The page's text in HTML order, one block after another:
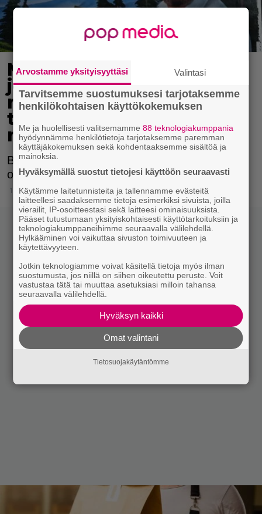
Muistatko Bob Rossin,
joka opetti kansaa
maalaamaan? Taiteilijan
teos myynnissä lähes 10
miljoonalla dollarilla
Bob Ross maalasi The Joy of Painting -
ohjelmassa satoja teoksia.
19.9.2023 10:15
Arvostamme yksityisyyttäsi Valintasi
Tarvitsemme suostumuksesi tarjotaksemme
henkilökohtaisen käyttökokemuksen
Me ja huolellisesti valitsemamme88 teknologiakumppania
hyödynnämme henkilötietoja tarjotaksemme paremman
käyttäjäkokemuksen sekä kohdentaaksemme sisältöä ja
mainoksia.
Hyväksymällä suostut tietojesi käyttöön seuraavasti
Käytämme laitetunnisteita ja tallennamme evästeitä
laitteellesi saadaksemme tietoja esimerkiksi sivuista, joilla
vierailit, IP-osoitteestasi sekä laitteesi ominaisuuksista.
Pääset tutustumaan yksityiskohtaisesti käyttötarkoituksiin ja
teknologiakumppaneihimme seuraavalla välilehdellä.
Hylkääminen voi vaikuttaa sivuston toimivuuteen ja
käytettävyyteen.
Jotkin teknologiamme voivat käsitellä tietoja myös ilman
suostumusta, jos niillä on siihen oikeutettu peruste. Voit
vastustaa tätä tai muuttaa asetuksiasi milloin tahansa
seuraavalla välilehdellä.
Hyväksyn kaikki
Omat valintani
Tietosuojakäytäntömme